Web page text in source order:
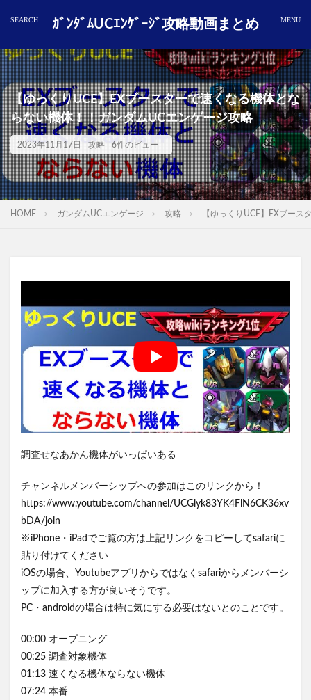
ｶﾞﾝﾀﾞﾑUCｴﾝｹﾞｰｼﾞ攻略動画まとめ
【ゆっくりUCE】EXブースターで速くなる機体とな
らない機体！！ガンダムUCエンゲージ攻略
2023年11月17日 攻略 6件のビュー
HOME ガンダムUCエンゲージ 攻略 【ゆっくりUCE】EXブー
調査せなあかん機体がいっぱいある
チャンネルメンバーシップへの参加はこのリンクから！
https://www.youtube.com/channel/UCGlyk83YK4FlN6CK36xv
bDA/join
※iPhone・iPadでご覧の方は上記リンクをコピーしてsafariに
貼り付けてください
iOSの場合、Youtubeアプリからではなくsafariからメンバーシ
ップに加入する方が良いそうです。
PC・androidの場合は特に気にする必要はないとのことです。
00:00 オープニング
00:25 調査対象機体
01:13 速くなる機体ならない機体
07:24 本番